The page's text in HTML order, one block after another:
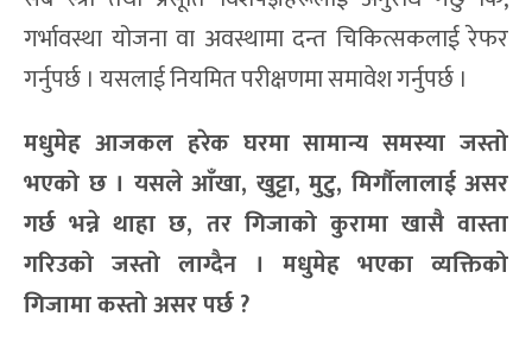
गर्भावस्था योजना वा अवस्थामा दन्त चिकित्सकलाई रेफर
गर्नुपर्छ । यसलाई नियमित परीक्षणमा समावेश गर्नुपर्छ ।
मधुमेह आजकल हरेक घरमा सामान्य समस्या जस्तो
भएको छ । यसले आँखा, खुट्टा, मुटु, मिर्गौलालाई असर
गर्छ भन्ने थाहा छ, तर गिजाको कुरामा खासै वास्ता
गरिउको जस्तो लाग्दैन । मधुमेह भएका व्यक्तिको
गिजामा कस्तो असर पर्छ ?